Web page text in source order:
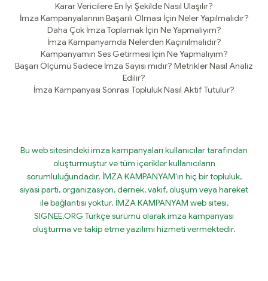
Karar Vericilere En İyi Şekilde Nasıl Ulaşılır?
İmza Kampanyalarının Başarılı Olması İçin Neler Yapılmalıdır?
Daha Çok İmza Toplamak İçin Ne Yapmalıyım?
İmza Kampanyamda Nelerden Kaçınılmalıdır?
Kampanyamın Ses Getirmesi İçin Ne Yapmalıyım?
Başarı Ölçümü Sadece İmza Sayısı mıdır? Metrikler Nasıl Analiz
Edilir?
İmza Kampanyası Sonrası Topluluk Nasıl Aktif Tutulur?
Bu web sitesindeki imza kampanyaları kullanıcılar tarafından
oluşturmuştur ve tüm içerikler kullanıcıların
sorumluluğundadır. İMZA KAMPANYAM'ın hiç bir topluluk,
siyasi parti, organizasyon, dernek, vakıf, oluşum veya hareket
ile bağlantısı yoktur. İMZA KAMPANYAM web sitesi,
SIGNEE.ORG Türkçe sürümü olarak imza kampanyası
oluşturma ve takip etme yazılımı hizmeti vermektedir.